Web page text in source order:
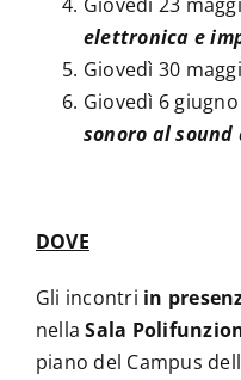
elettronica e
Giovedì 30
Giovedì 6 giugno
sonoro al sound
DOVE
Gli incontri in
nellaSala
piano del Campus